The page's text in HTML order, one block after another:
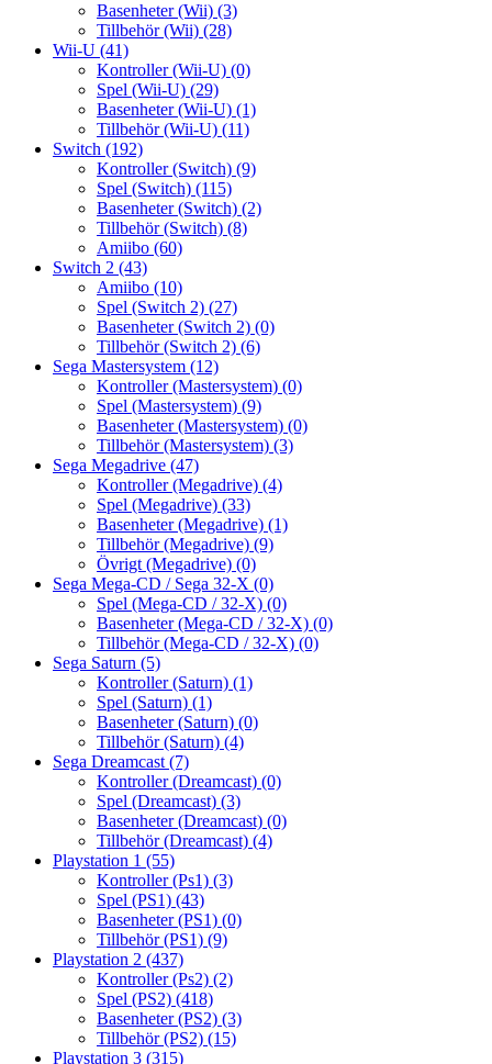
Basenheter (Wii) (3)
Tillbehör (Wii) (28)
Wii-U (41)
Kontroller (Wii-U) (0)
Spel (Wii-U) (29)
Basenheter (Wii-U) (1)
Tillbehör (Wii-U) (11)
Switch (192)
Kontroller (Switch) (9)
Spel (Switch) (115)
Basenheter (Switch) (2)
Tillbehör (Switch) (8)
Amiibo (60)
Switch 2 (43)
Amiibo (10)
Spel (Switch 2) (27)
Basenheter (Switch 2) (0)
Tillbehör (Switch 2) (6)
Sega Mastersystem (12)
Kontroller (Mastersystem) (0)
Spel (Mastersystem) (9)
Basenheter (Mastersystem) (0)
Tillbehör (Mastersystem) (3)
Sega Megadrive (47)
Kontroller (Megadrive) (4)
Spel (Megadrive) (33)
Basenheter (Megadrive) (1)
Tillbehör (Megadrive) (9)
Övrigt (Megadrive) (0)
Sega Mega-CD / Sega 32-X (0)
Spel (Mega-CD / 32-X) (0)
Basenheter (Mega-CD / 32-X) (0)
Tillbehör (Mega-CD / 32-X) (0)
Sega Saturn (5)
Kontroller (Saturn) (1)
Spel (Saturn) (1)
Basenheter (Saturn) (0)
Tillbehör (Saturn) (4)
Sega Dreamcast (7)
Kontroller (Dreamcast) (0)
Spel (Dreamcast) (3)
Basenheter (Dreamcast) (0)
Tillbehör (Dreamcast) (4)
Playstation 1 (55)
Kontroller (Ps1) (3)
Spel (PS1) (43)
Basenheter (PS1) (0)
Tillbehör (PS1) (9)
Playstation 2 (437)
Kontroller (Ps2) (2)
Spel (PS2) (418)
Basenheter (PS2) (3)
Tillbehör (PS2) (15)
Playstation 3 (315)